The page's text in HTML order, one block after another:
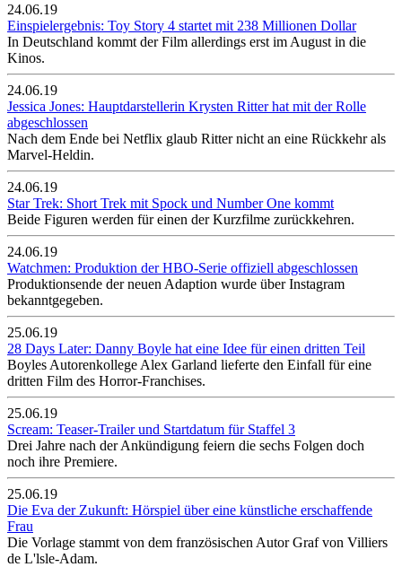
24.06.19
Einspielergebnis: Toy Story 4 startet mit 238 Millionen Dollar
In Deutschland kommt der Film allerdings erst im August in die
Kinos.
24.06.19
Jessica Jones: Hauptdarstellerin Krysten Ritter hat mit der Rolle
abgeschlossen
Nach dem Ende bei Netflix glaub Ritter nicht an eine Rückkehr als
Marvel-Heldin.
24.06.19
Star Trek: Short Trek mit Spock und Number One kommt
Beide Figuren werden für einen der Kurzfilme zurückkehren.
24.06.19
Watchmen: Produktion der HBO-Serie offiziell abgeschlossen
Produktionsende der neuen Adaption wurde über Instagram
bekanntgegeben.
25.06.19
28 Days Later: Danny Boyle hat eine Idee für einen dritten Teil
Boyles Autorenkollege Alex Garland lieferte den Einfall für eine
dritten Film des Horror-Franchises.
25.06.19
Scream: Teaser-Trailer und Startdatum für Staffel 3
Drei Jahre nach der Ankündigung feiern die sechs Folgen doch
noch ihre Premiere.
25.06.19
Die Eva der Zukunft: Hörspiel über eine künstliche erschaffende
Frau
Die Vorlage stammt von dem französischen Autor Graf von Villiers
de L'lsle-Adam.